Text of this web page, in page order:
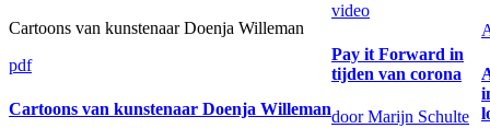
Cartoons van kunstenaar Doenja Willeman
pdf
Cartoons van kunstenaar Doenja Willeman
video
Pay it Forward in
tijden van corona
door Marijn Schulte